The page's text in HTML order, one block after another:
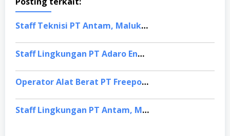
Staff Teknisi PT Antam, Maluku Utara
Staff Lingkungan PT Adaro Energy, Jakarta Selatan
Operator Alat Berat PT Freeport Indonesia, Papua
Staff Lingkungan PT Antam, Maluku Utara